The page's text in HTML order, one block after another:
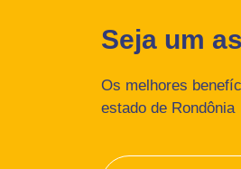
Seja um
Os melhores
estado de Rondônia